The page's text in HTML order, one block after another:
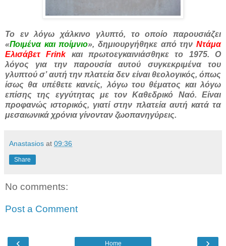
Το εν λόγω χάλκινο γλυπτό, το οποίο παρουσιάζει
«Ποιμένα και ποίμνιο», δημιουργήθηκε από τηνΝτάμα
Ελισάβετ Frinkκαι πρωτοεγκαινιάσθηκε το 1975. O
λόγος για την παρουσία αυτού συγκεκριμένα του
γλυπτού σ’ αυτή την πλατεία δεν είναι θεολογικός, όπως
ίσως θα υπέθετε κανείς, λόγω του θέματος και λόγω
επίσης της εγγύτητας με τον Καθεδρικό Ναό. Είναι
προφανώς ιστορικός, γιατί στην πλατεία αυτή κατά τα
μεσαιωνικά χρόνια γίνονταν ζωοπανηγύρεις.
Anastasios at 09:36
Share
No comments:
Post a Comment
‹ ›
Home